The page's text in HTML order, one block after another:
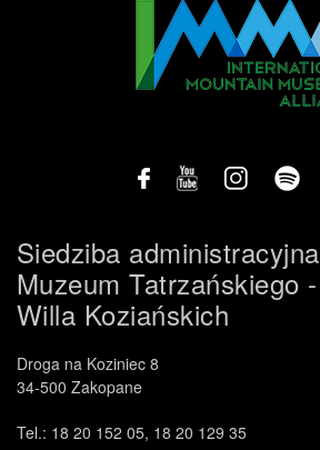
Siedziba administracyjna
Muzeum Tatrzańskiego -
Willa Koziańskich
Droga na Koziniec 8
34-500 Zakopane
Tel.: 18 20 152 05, 18 20 129 35